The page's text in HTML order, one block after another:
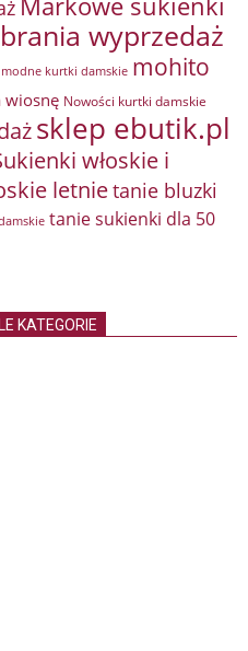
wyprzedaż
modne kurtki damskie mohito
wiosnę Nowości kurtki damskie
sklep ebutik.pl
włoskie i
letnietanie bluzki
tanie sukienki dla 50
KATEGORIE